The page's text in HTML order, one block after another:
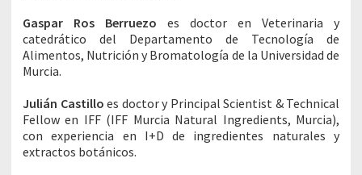
Gaspar Ros Berruezo es doctor en Veterinaria y
catedrático del Departamento de Tecnología de
Alimentos, Nutrición y Bromatología de la Universidad de
Murcia.
Julián Castillo es doctor y Principal Scientist & Technical
Fellow en IFF (IFF Murcia Natural Ingredients, Murcia),
con experiencia en I+D de ingredientes naturales y
extractos botánicos.